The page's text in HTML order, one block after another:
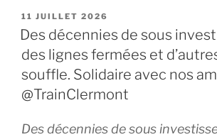
PUBLIÉ
LE
11 JUILLET 2026
Des décennies de sous
des lignes fermées et
souffle. Solidaire avec nos
@TrainClermont
Des décennies de sous